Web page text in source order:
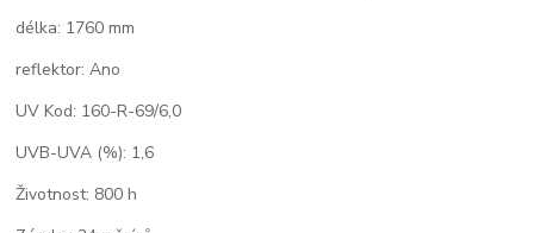
délka: 1760 mm
reflektor: Ano
UV Kod: 160-R-69/6,0
UVB-UVA (%): 1,6
Životnost: 800 h